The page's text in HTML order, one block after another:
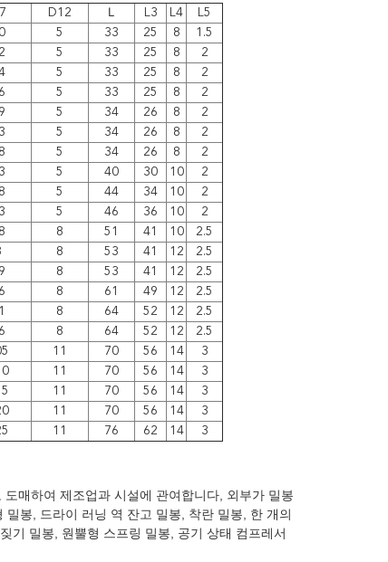
D12 Ｌ L3 L4
L5
5 33 25 8
1.5
5 33 25 8
2
5 33 25 8
2
5 33 25 8
2
5 34 26 8
2
5 34 26 8
2
5 34 26 8
2
5 40 30 10
2
5 44 34 10
2
5 46 36 10
2
8 51 41 10
2.5
8 53 41 12
2.5
8 53 41 12
2.5
8 61 49 12
2.5
8 64 52 12
2.5
8 64 52 12
2.5
11 70 56 14
3
11 70 56 14
3
11 70 56 14
3
11 70 56 14
3
11 76 62 14 3
매하여 제조업과 시설에 관여합니다, 외부가 밀봉
봉, 드라이 러닝 역 잔고 밀봉, 착란 밀봉, 한 개의
기 밀봉, 원뿔형 스프링 밀봉, 공기 상태 컴프레서